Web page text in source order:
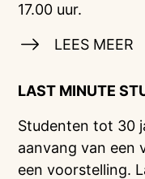
17.00 uur.
LEES MEER
LAST MINUTE
Studenten tot 30
aanvang van een
een voorstelling.